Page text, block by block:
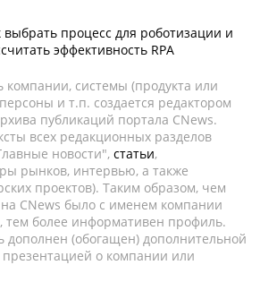
выбрать процесс для роботизации и
эффективность RPA
системы (продукта или
и т.п. создается редактором
публикаций портала CNews.
всех редакционных разделов
новости", статьи,
рынков, интервью, а также
проектов). Таким образом, чем
CNews было с именем компании
тем более информативен профиль.
(обогащен) дополнительной
о компании или